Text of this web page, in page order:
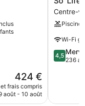
Le
nouveau
prix
424 €
frais compris
août - 10 août
Lifestyle
Hotel
Sorrento
ville
de
Sorrente
Centre-
Piscine
Wi-Fi
4.5
sur
4,5
236